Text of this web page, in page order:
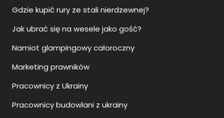
Gdzie kupić rury ze stali nierdzewnej?
Jak ubrać się na wesele jako gość?
Namiot glampingowy całoroczny
Marketing prawników
Pracownicy z Ukrainy
Pracownicy budowlani z ukrainy